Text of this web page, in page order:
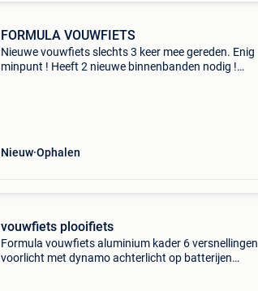
FORMULA VOUWFIETS
Nieuwe vouwfiets slechts 3 keer mee gereden. Enig
minpunt ! Heeft 2 nieuwe binnenbanden nodig !
Nieuw Ophalen
vouwfiets plooifiets
Formula vouwfiets aluminium kader 6 versnellingen
voorlicht met dynamo achterlicht op batterijen